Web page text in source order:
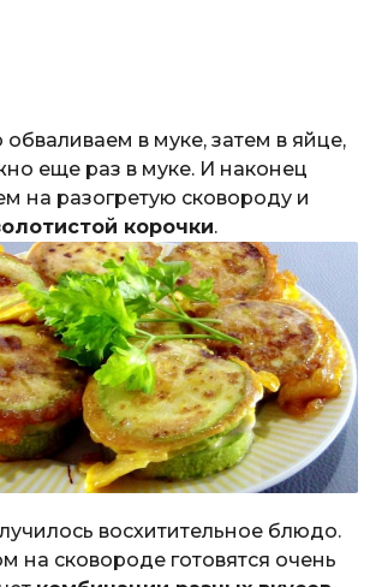
обваливаем в муке, затем в яйце,
еще раз в муке. И наконец
на разогретую сковороду и
корочки.
восхитительное блюдо.
на сковороде готовятся очень